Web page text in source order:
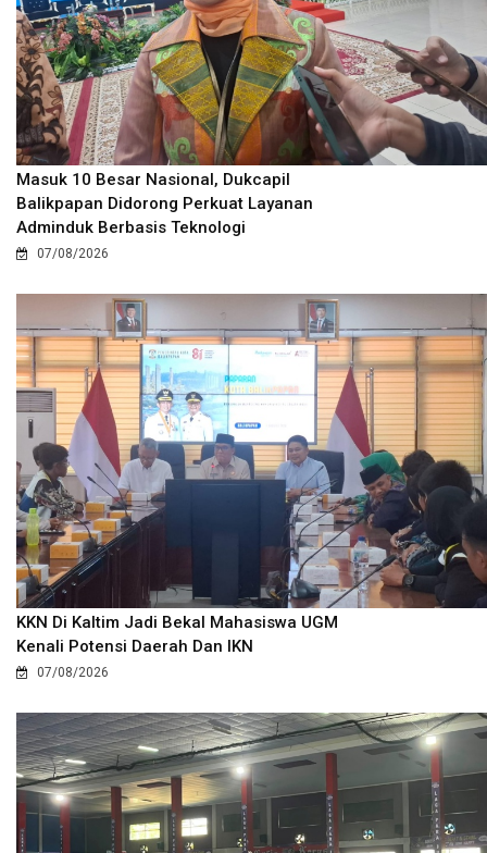
Masuk 10 Besar Nasional, Dukcapil
Balikpapan Didorong Perkuat Layanan
Adminduk Berbasis Teknologi
07/08/2026
KKN Di Kaltim Jadi Bekal Mahasiswa UGM
Kenali Potensi Daerah Dan IKN
07/08/2026